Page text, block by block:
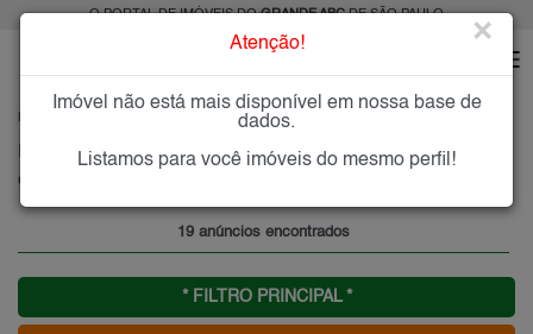
O PORTAL DE IMÓVEIS DOGRANDE ABCDE SÃO PAULO
MAUÁ
Imóveis para Alugar no Centro Mauá, Mauá, SP
Centro - Mauá, Grande ABC
19 anúncios encontrados
* FILTRO PRINCIPAL *
Atenção! ×
Imóvel não está mais disponível em nossa base de
dados.
Listamos para você imóveis do mesmo perfil!